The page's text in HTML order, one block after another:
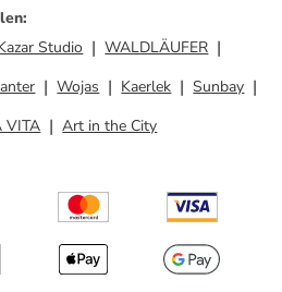
:
Studio
WALDLÄUFER
Wojas Kaerlek
Sunbay
VITA Art in the City